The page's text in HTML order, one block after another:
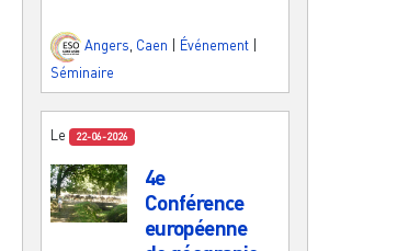
Angers, Caen Événement
Séminaire
Le 22-06-2026
4e
Conférence
européenne